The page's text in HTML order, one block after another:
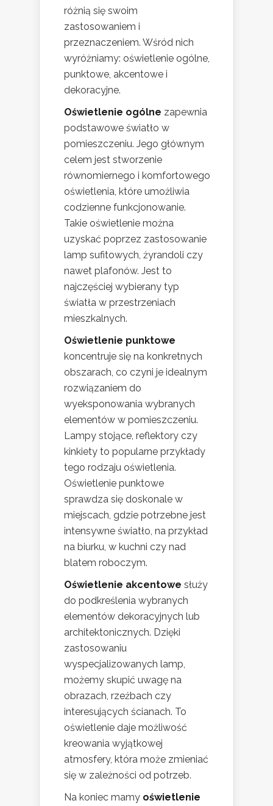
różnią się swoim
zastosowaniem i
przeznaczeniem. Wśród nich
wyróżniamy: oświetlenie ogólne,
punktowe, akcentowe i
dekoracyjne.
Oświetlenie ogólne zapewnia
podstawowe światło w
pomieszczeniu. Jego głównym
celem jest stworzenie
równomiernego i komfortowego
oświetlenia, które umożliwia
codzienne funkcjonowanie.
Takie oświetlenie można
uzyskać poprzez zastosowanie
lamp sufitowych, żyrandoli czy
nawet plafonów. Jest to
najczęściej wybierany typ
światła w przestrzeniach
mieszkalnych.
Oświetlenie punktowe
koncentruje się na konkretnych
obszarach, co czyni je idealnym
rozwiązaniem do
wyeksponowania wybranych
elementów w pomieszczeniu.
Lampy stojące, reflektory czy
kinkiety to popularne przykłady
tego rodzaju oświetlenia.
Oświetlenie punktowe
sprawdza się doskonale w
miejscach, gdzie potrzebne jest
intensywne światło, na przykład
na biurku, w kuchni czy nad
blatem roboczym.
Oświetlenie akcentowe służy
do podkreślenia wybranych
elementów dekoracyjnych lub
architektonicznych. Dzięki
zastosowaniu
wyspecjalizowanych lamp,
możemy skupić uwagę na
obrazach, rzeźbach czy
interesujących ścianach. To
oświetlenie daje możliwość
kreowania wyjątkowej
atmosfery, która może zmieniać
się w zależności od potrzeb.
Na koniec mamy oświetlenie